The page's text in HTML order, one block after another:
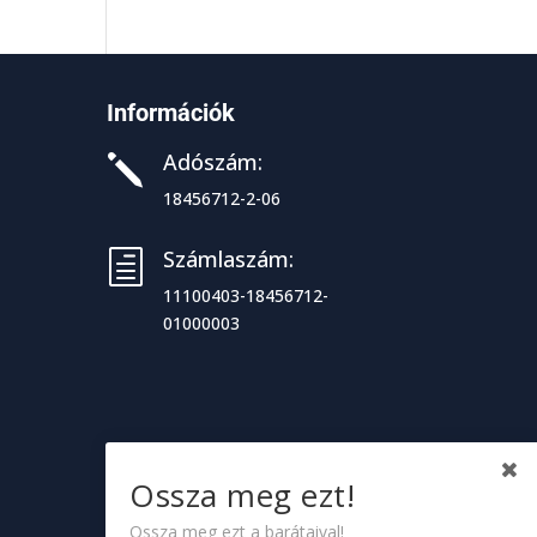
Információk
j Adószám:
18456712-2-06
h Számlaszám:
11100403-18456712-
01000003
Ossza meg ezt!
Ossza meg ezt a barátaival!